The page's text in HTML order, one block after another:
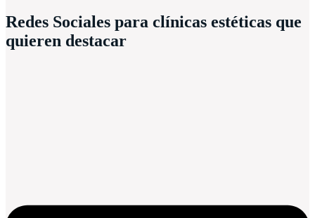
Redes Sociales para clínicas estéticas que
quieren destacar